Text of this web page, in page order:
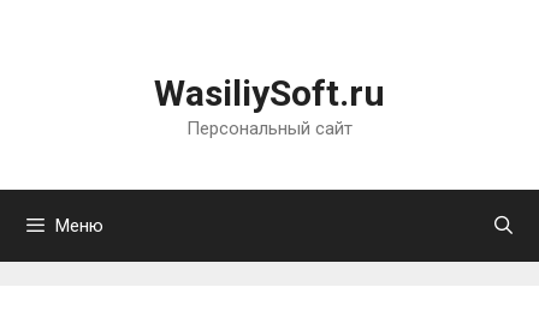
WasiliySoft.ru
Персональный сайт
Меню